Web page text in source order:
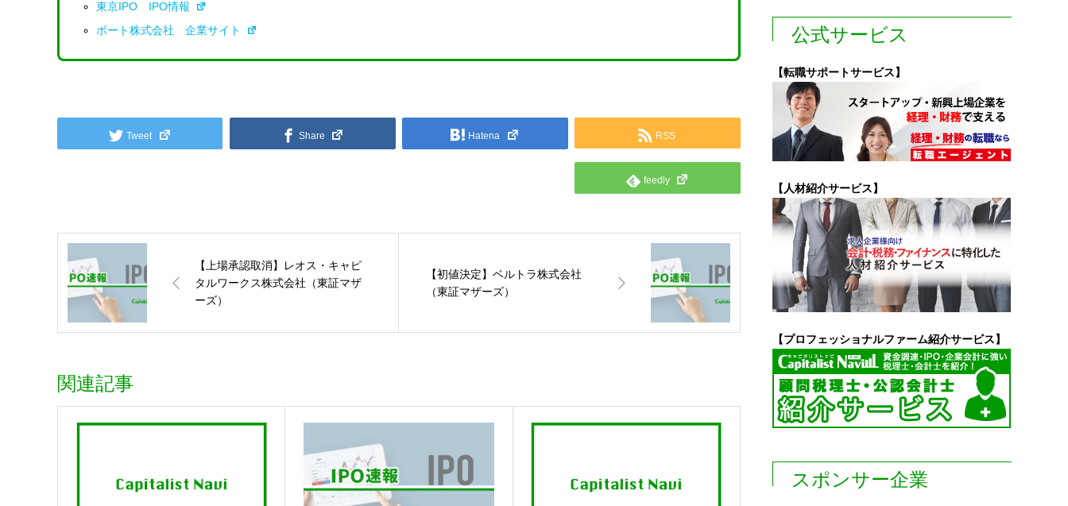
東京IPO IPO情報
ポート株式会社 企業サイト
Tweet Share Hatena RSS
feedly
【上場承認取消】レオス・キャピ
タルワークス株式会社（東証マザ
ーズ）
【初値決定】ベルトラ株式会社
（東証マザーズ）
関連記事
公式サービス
【転職サポートサービス】
【人材紹介サービス】
【プロフェッショナルファーム紹介サービス】
スポンサー企業